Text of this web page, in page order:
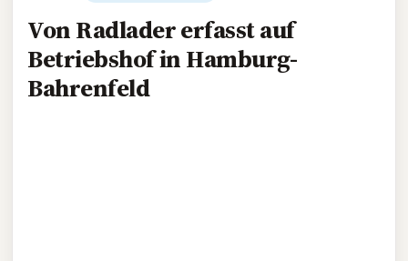
Von Radlader erfasst auf
Betriebshof in Hamburg-
Bahrenfeld